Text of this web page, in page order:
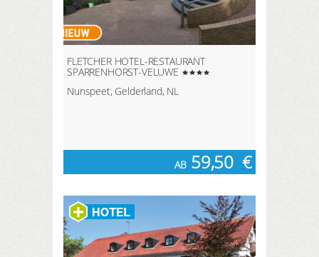
FLETCHER HOTEL-RESTAURANT
SPARRENHORST-VELUWE
Nunspeet, Gelderland, NL
AB 59,50 €